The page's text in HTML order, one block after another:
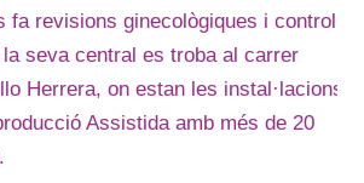
fa revisions ginecològiques i control
la seva central es troba al carrer
Herrera, on estan les instal·lacions
Assistida amb més de 20